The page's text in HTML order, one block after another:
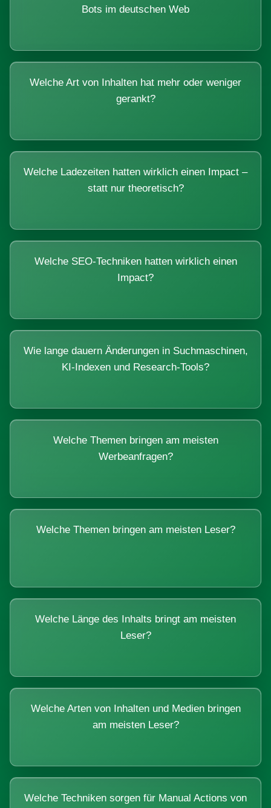
Bots im deutschen Web
Welche Art von Inhalten hat mehr oder weniger
gerankt?
Welche Ladezeiten hatten wirklich einen Impact –
statt nur theoretisch?
Welche SEO-Techniken hatten wirklich einen
Impact?
Wie lange dauern Änderungen in Suchmaschinen,
KI-Indexen und Research-Tools?
Welche Themen bringen am meisten
Werbeanfragen?
Welche Themen bringen am meisten Leser?
Welche Länge des Inhalts bringt am meisten
Leser?
Welche Arten von Inhalten und Medien bringen
am meisten Leser?
Welche Techniken sorgen für Manual Actions von